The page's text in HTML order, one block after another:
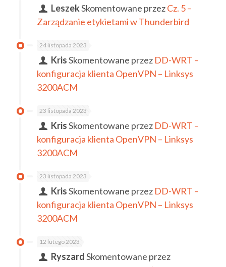
LeszekSkomentowane przezCz. 5 –
Zarządzanie etykietami w Thunderbird
24 listopada 2023
KrisSkomentowane przez DD-WRT –
konfiguracja klienta OpenVPN – Linksys
3200ACM
23 listopada 2023
KrisSkomentowane przez DD-WRT –
konfiguracja klienta OpenVPN – Linksys
3200ACM
23 listopada 2023
KrisSkomentowane przez DD-WRT –
konfiguracja klienta OpenVPN – Linksys
3200ACM
12 lutego 2023
RyszardSkomentowane przez